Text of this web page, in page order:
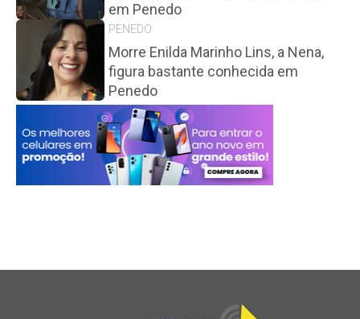
em Penedo
PENEDO
Morre Enilda Marinho Lins, a Nena,
figura bastante conhecida em
Penedo